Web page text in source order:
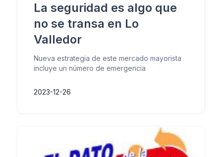
La seguridad es algo que
no se transa en Lo
Valledor
Nueva estrategia de este mercado mayorista
incluye un número de emergencia
2023-12-26